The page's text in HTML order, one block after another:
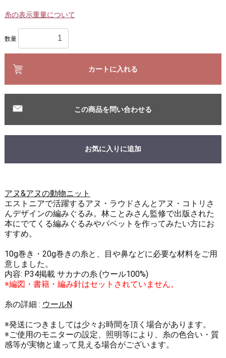
糸の表示重量について
数量
カートに入れる
この商品を問い合わせる
お気に入りに追加
アヌ&アヌの動物ニット
エストニアで活躍するアヌ・ラウドさんとアヌ・コトリさ
んデザインの編みぐるみ。林ことみさん監修で出版された
本にでてくる編みぐるみやパペットを作ってみたい方にお
すすめ。
10g巻き・20g巻きの糸と、目や鼻などに必要な材料をご用
意しました。
内容: P34掲載 サカナの糸 (ウール100%)
※編図・書籍・編み針はセットされていません。
糸の詳細 : ウールN
※発送につきましては少々お時間を頂く場合があります。
※ご使用のモニターの設定、照明等により、糸の色合い・質
感等が実物と違って見える場合がございます。